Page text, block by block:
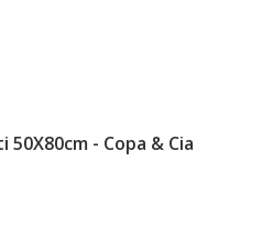
- Copa & Cia